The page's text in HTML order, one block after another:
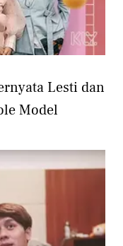
Lesti dan
Model